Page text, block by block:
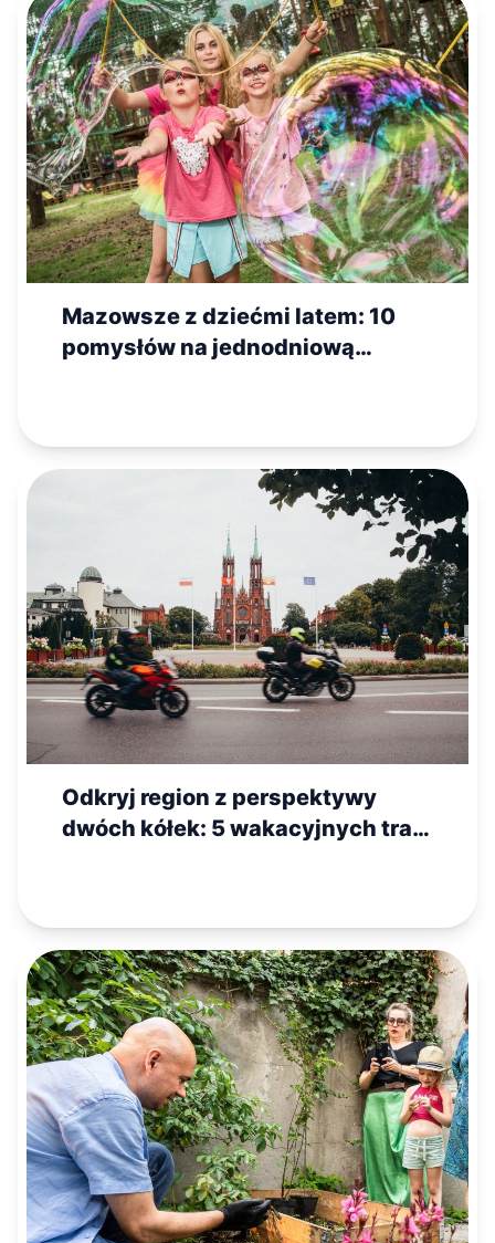
Mazowsze z dziećmi latem: 10
pomysłów na jednodniową
Odkryj region z perspektywy
dwóch kółek: 5 wakacyjnych tras